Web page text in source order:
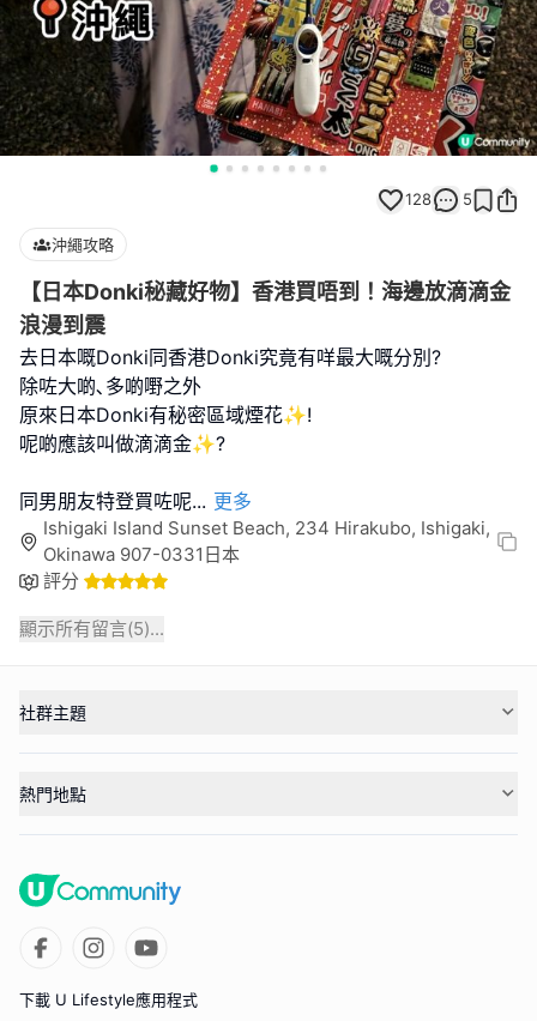
128 5
沖繩攻略
【日本Donki秘藏好物】香港買唔到！海邊放滴滴金
浪漫到震
去日本嘅Donki同香港Donki究竟有咩最大嘅分別?
除咗大啲､多啲嘢之外
原來日本Donki有秘密區域煙花✨!
呢啲應該叫做滴滴金✨?
同男朋友特登買咗呢... 更多
Ishigaki Island Sunset Beach, 234 Hirakubo, Ishigaki,
Okinawa 907-0331日本
評分
顯示所有留言(5)...
社群主題
熱門地點
下載 U Lifestyle應用程式